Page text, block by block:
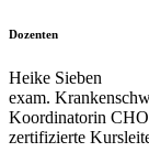
Dozenten
Heike Sieben
exam.
Koordinatorin CHO
zertifizierte